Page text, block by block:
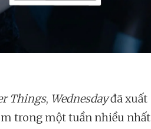
Things, Wednesdayđã xuất
trong một tuần nhiều nhất